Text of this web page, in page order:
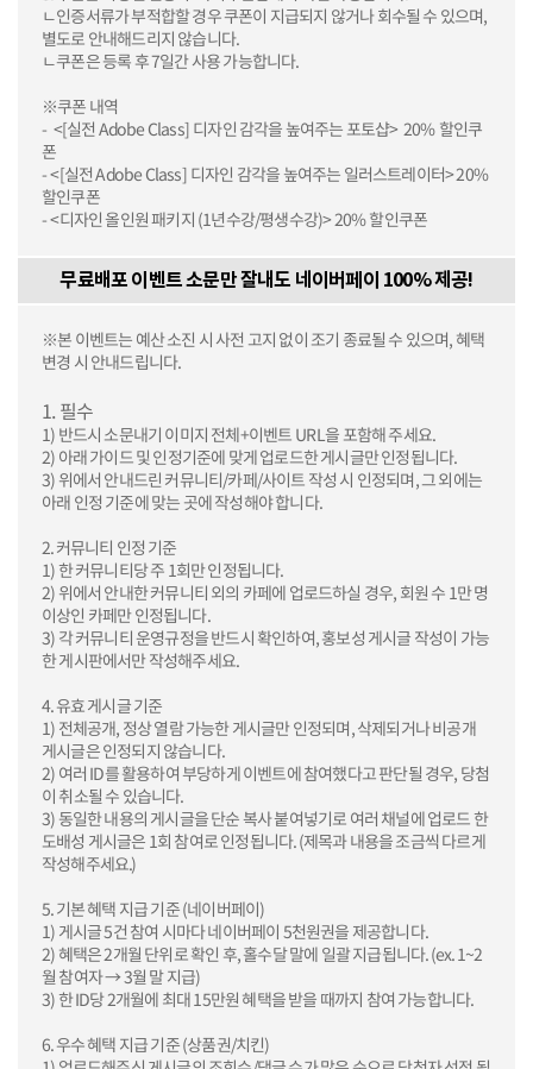
ㄴ인증서류가 부적합할 경우 쿠폰이 지급되지 않거나 회수될 수 있으며,
별도로 안내해드리지 않습니다.
ㄴ쿠폰은 등록 후 7일간 사용 가능합니다.
※쿠폰 내역
- <[실전 Adobe Class] 디자인 감각을 높여주는 포토샵> 20% 할인쿠
폰
- <[실전 Adobe Class] 디자인 감각을 높여주는 일러스트레이터> 20%
할인쿠폰
-<디자인 올인원 패키지 (1년수강/평생수강)>20% 할인쿠폰
무료배포 이벤트 소문만 잘내도 네이버페이 100% 제공!
※본 이벤트는 예산 소진 시 사전 고지 없이 조기 종료될 수 있으며, 혜택
변경 시 안내드립니다.
1. 필수
1) 반드시 소문내기 이미지 전체+이벤트 URL을 포함해 주세요.
2) 아래 가이드 및 인정기준에 맞게 업로드한 게시글만 인정됩니다.
3) 위에서 안내드린 커뮤니티/카페/사이트 작성 시 인정되며, 그 외에는
아래 인정 기준에 맞는 곳에 작성해야 합니다.
2. 커뮤니티 인정 기준
1) 한 커뮤니티당 주 1회만 인정됩니다.
2) 위에서 안내한 커뮤니티 외의 카페에 업로드하실 경우, 회원 수 1만 명
이상인 카페만 인정됩니다.
3) 각 커뮤니티 운영규정을 반드시 확인하여, 홍보성 게시글 작성이 가능
한 게시판에서만 작성해주세요.
4. 유효 게시글 기준
1) 전체공개, 정상 열람 가능한 게시글만 인정되며, 삭제되거나 비공개
게시글은 인정되지 않습니다.
2) 여러 ID를 활용하여 부당하게 이벤트에 참여했다고 판단될 경우, 당첨
이 취소될 수 있습니다.
3) 동일한 내용의 게시글을 단순 복사 붙여넣기로 여러 채널에 업로드 한
도배성 게시글은 1회 참여로 인정됩니다. (제목과 내용을 조금씩 다르게
작성해주세요.)
5. 기본 혜택 지급 기준 (네이버페이)
1) 게시글 5건 참여 시마다 네이버페이 5천원권을 제공합니다.
2) 혜택은 2개월 단위로 확인 후, 홀수달 말에 일괄 지급됩니다. (ex. 1~2
월 참여자 → 3월 말 지급)
3) 한 ID당 2개월에 최대 15만원 혜택을 받을 때까지 참여 가능합니다.
6. 우수 혜택 지급 기준 (상품권/치킨)